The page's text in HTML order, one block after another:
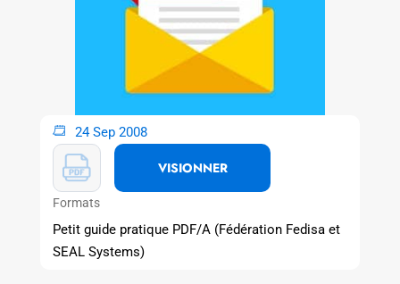
24 Sep 2008
VISIONNER
Formats
Petit guide pratique PDF/A (Fédération Fedisa et
SEAL Systems)